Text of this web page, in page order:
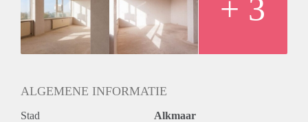
+ 3
ALGEMENE INFORMATIE
Stad Alkmaar